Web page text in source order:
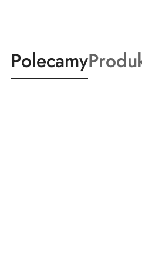
Produkty
o
Polecamy
o